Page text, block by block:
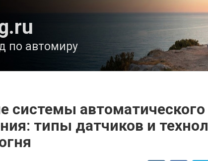
по автомиру
системы автоматического
типы датчиков и